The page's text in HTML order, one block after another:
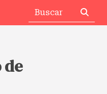
de